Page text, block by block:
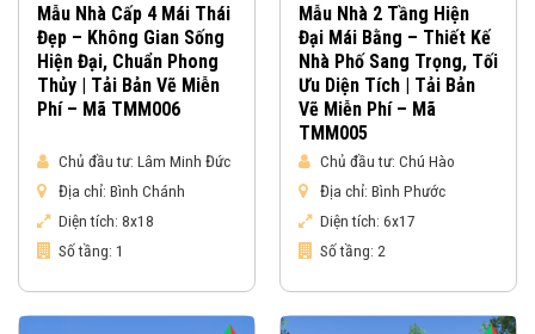
Mẫu Nhà Cấp 4 Mái Thái
Đẹp – Không Gian Sống
Hiện Đại, Chuẩn Phong
Thủy | Tải Bản Vẽ Miễn
Phí – Mã TMM006
Chủ đầu tư: Lâm Minh Đức
Địa chỉ: Bình Chánh
Diện tích: 8x18
Số tầng: 1
Mẫu Nhà 2 Tầng Hiện
Đại Mái Bằng – Thiết Kế
Nhà Phố Sang Trọng, Tối
Ưu Diện Tích | Tải Bản
Vẽ Miễn Phí – Mã
TMM005
Chủ đầu tư: Chú Hào
Địa chỉ: Bình Phước
Diện tích: 6x17
Số tầng: 2